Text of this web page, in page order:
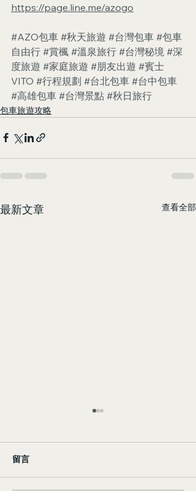
https://page.line.me/azogo
#AZO包車 #秋天旅遊 #台灣包車 #包車
自由行 #賞楓 #溫泉旅行 #台灣秘境 #深
度旅遊 #家庭旅遊 #朋友出遊 #賓士
VITO #行程規劃 #台北包車 #台中包車
#高雄包車 #台灣景點 #秋日旅行
包車旅遊攻略
最新文章 查看全部
留言